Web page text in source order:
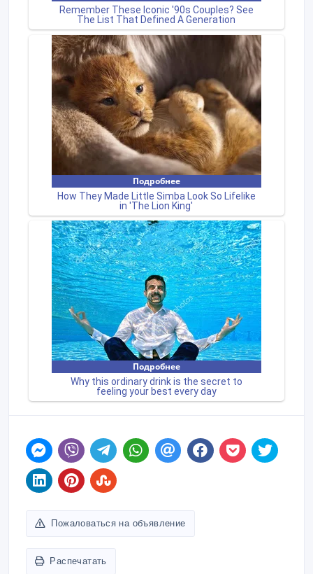
Пожаловаться на объявление
Распечатать